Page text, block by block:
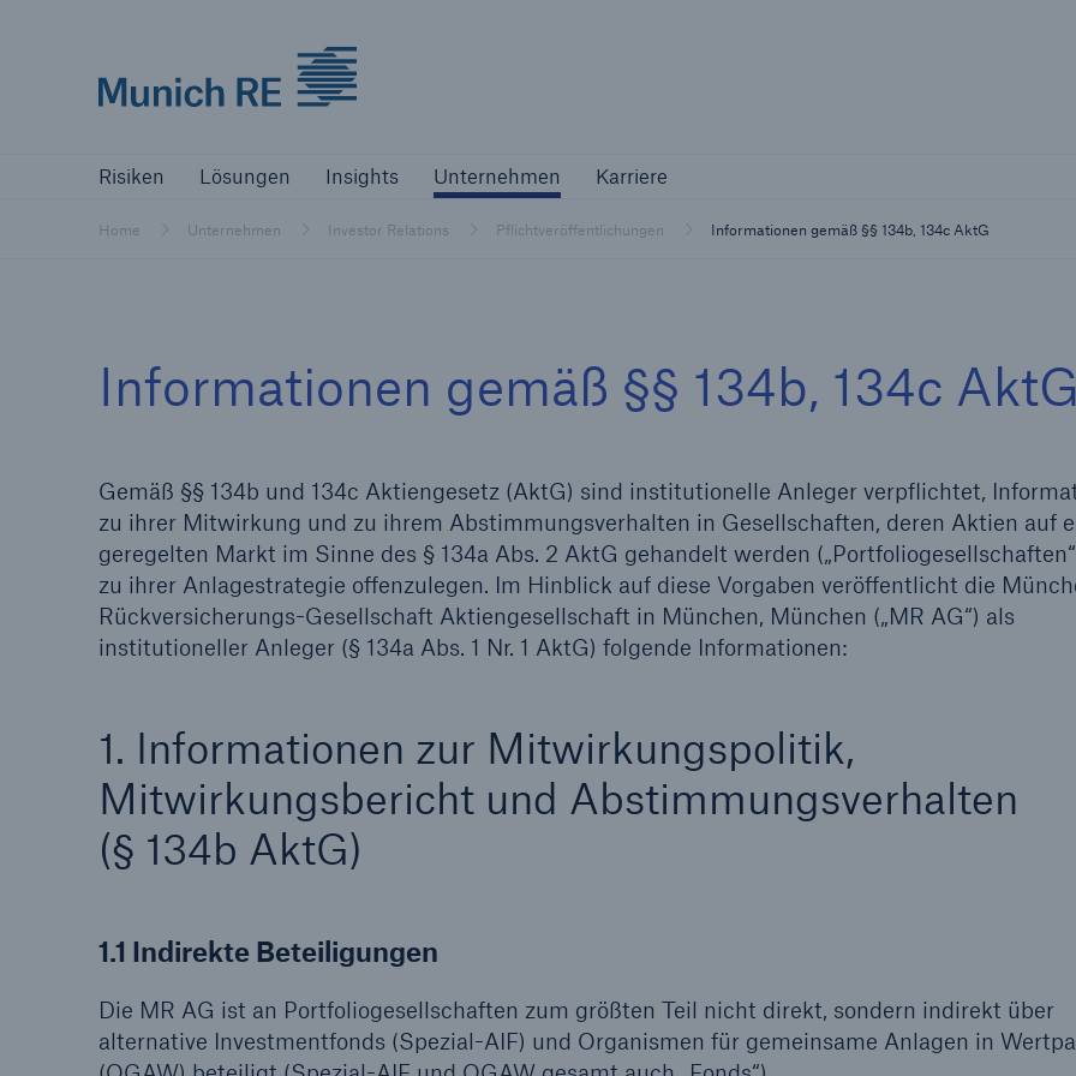
Risiken Lösungen Insights Unternehmen Karriere
Home Unternehmen Investor Relations Pflichtveröffentlichungen Informationen gemäß §§ 134b, 134c AktG
Informationen gemäß §§ 134b, 134c AktG
Gemäß §§ 134b und 134c Aktiengesetz (AktG) sind institutionelle Anleger verpflichtet,
zu ihrer Mitwirkung und zu ihrem Abstimmungsverhalten in Gesellschaften, deren Aktien auf
geregelten Markt im Sinne des § 134a Abs. 2 AktG gehandelt werden
zu ihrer Anlagestrategie offenzulegen. Im Hinblick auf diese Vorgaben veröffentlicht die
Rückversicherungs-Gesellschaft Aktiengesellschaft in München, München („MR AG“) als
institutioneller Anleger (§ 134a Abs. 1 Nr. 1 AktG) folgende Informationen:
1. Informationen zur Mitwirkungspolitik,
Mitwirkungsbericht und Abstimmungsverhalten
(§ 134b AktG)
1.1 Indirekte Beteiligungen
Die MR AG ist an Portfoliogesellschaften zum größten Teil nicht direkt, sondern indirekt über
alternative Investmentfonds (Spezial-AIF) und Organismen für gemeinsame Anlagen in
Bewältigen Sie Ihre Risiken mit unseren
Maßgeschneiderte Lösungen für Ihre
Versicherer
Unsere Lösungen für Versicherer
Our expert perspective for
insurance
Reinsurance Property/Casualty
Marine Trend Radar 2025
wirtschaftliche Kosten
Internetkriminalität